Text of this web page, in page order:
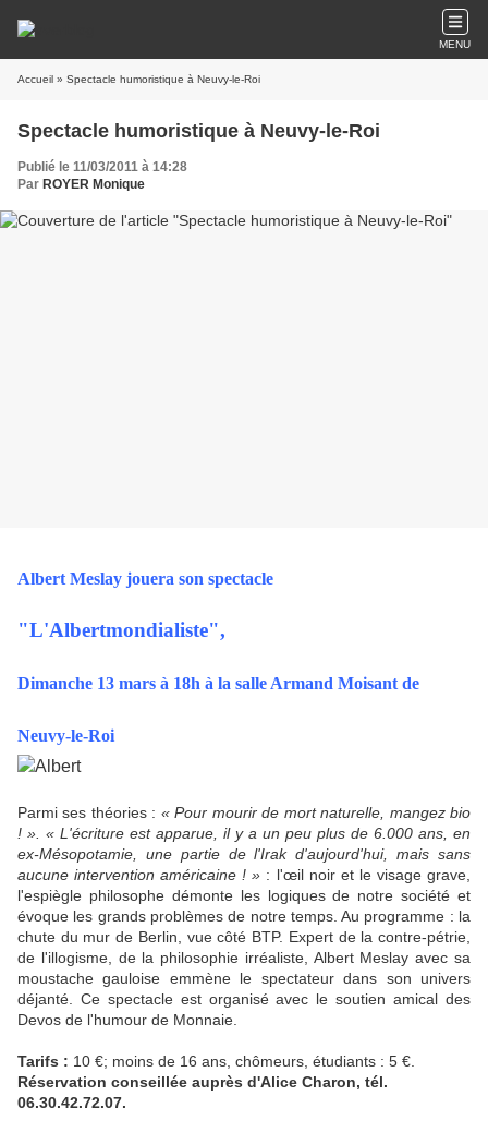
MENU
Accueil » Spectacle humoristique à Neuvy-le-Roi
Spectacle humoristique à Neuvy-le-Roi
Publié le 11/03/2011 à 14:28
Par ROYER Monique
Albert Meslay jouera son spectacle
"L'Albertmondialiste",
Dimanche 13 mars à 18h à la salle Armand Moisant de
Neuvy-le-Roi
Parmi ses théories : « Pour mourir de mort naturelle, mangez bio
! ». « L'écriture est apparue, il y a un peu plus de 6.000 ans, en
ex-Mésopotamie, une partie de l'Irak d'aujourd'hui, mais sans
aucune intervention américaine ! » : l'œil noir et le visage grave,
l'espiègle philosophe démonte les logiques de notre société et
évoque les grands problèmes de notre temps. Au programme : la
chute du mur de Berlin, vue côté BTP. Expert de la contre-pétrie,
de l'illogisme, de la philosophie irréaliste, Albert Meslay avec sa
moustache gauloise emmène le spectateur dans son univers
déjanté. Ce spectacle est organisé avec le soutien amical des
Devos de l'humour de Monnaie.
Tarifs : 10 €; moins de 16 ans, chômeurs, étudiants : 5 €.
Réservation conseillée auprès d'Alice Charon, tél.
06.30.42.72.07.